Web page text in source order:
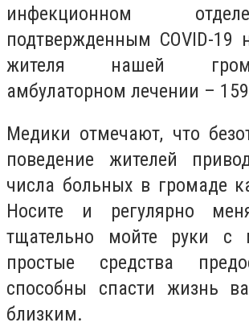
инфекционном
подтвержденным COVID-19
жителя нашей
амбулаторном лечении –
Медики отмечают, что
поведение жителей
числа больных в громаде
Носите и регулярно
тщательно мойте руки с
простые средства
способны спасти жизнь
близким.